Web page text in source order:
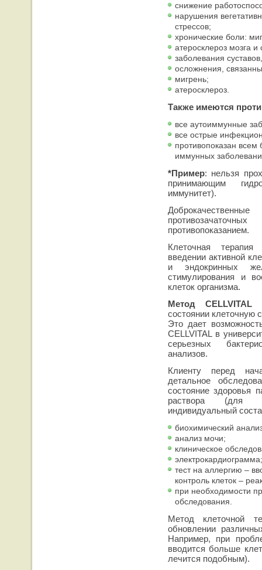
снижение
нарушения
стрессов;
хронические боли:
атеросклероз мозга
заболевания
осложнения,
мигрень;
атеросклероз.
Также имеются
все аутоиммунные
все острые
противопоказан
иммунных
*Пример: нельзя
принимающим
иммунитет).
противопоказанием.
Клеточная
введении активной
и эндокринных
стимулирования и
клеток организма.
Метод CELLVITAL
состоянии клеточную
Это дает
CELLVITAL в
серьезных
анализов.
Клиенту перед
детальное
состояние здоровья
раствора (для
индивидуальный
биохимический
анализ мочи;
клиническое
электрокардиограмма;
тест на аллергию –
контроль клеток –
при необходимости
обследования.
Метод клеточной
обновлении
Например, при
вводится больше
лечится подобным).